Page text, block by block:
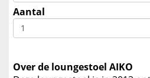
Aantal
Over de loungestoel AIKO